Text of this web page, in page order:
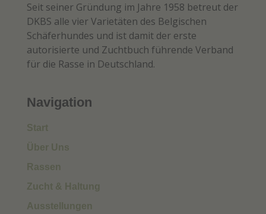
Seit seiner Gründung im Jahre 1958 betreut der
DKBS alle vier Varietäten des Belgischen
Schäferhundes und ist damit der erste
autorisierte und Zuchtbuch führende Verband
für die Rasse in Deutschland.
Navigation
Start
Über Uns
Rassen
Zucht & Haltung
Ausstellungen